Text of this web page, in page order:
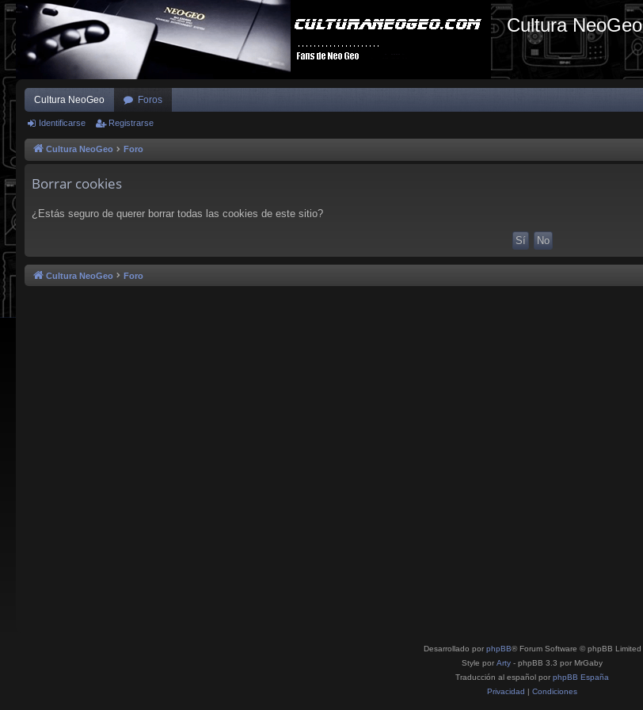
Cultura NeoGeo
Cultura NeoGeo Foros
Identificarse Registrarse
Cultura NeoGeo Foro
Borrar cookies
¿Estás seguro de querer borrar todas las cookies de este sitio?
Cultura NeoGeo Foro
Desarrollado por phpBB® Forum Software © phpBB Limited
Style por Arty - phpBB 3.3 por MrGaby
Traducción al español por phpBB España
Privacidad | Condiciones